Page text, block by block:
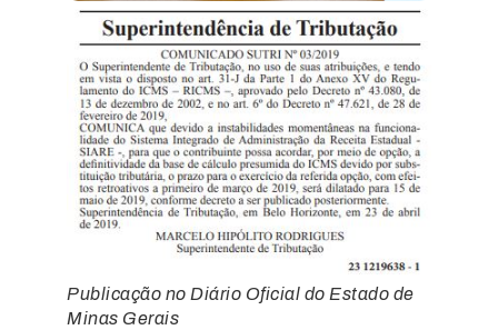
Publicação no Diário Oficial do Estado de
Minas Gerais